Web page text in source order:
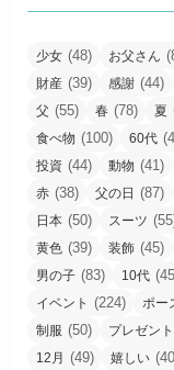
少女 (48) お父さん
財産 (39) 感謝 (44)
父 (55) 春 (78) 夏
食べ物 (100) 60代
投資 (44) 動物 (41)
赤 (38) 父の日 (87)
日本 (50) スーツ
黄色 (39) 装飾 (45)
男の子 (83) 10代
イベント (224) ポー
制服 (50) プレゼント
12月 (49) 嬉しい